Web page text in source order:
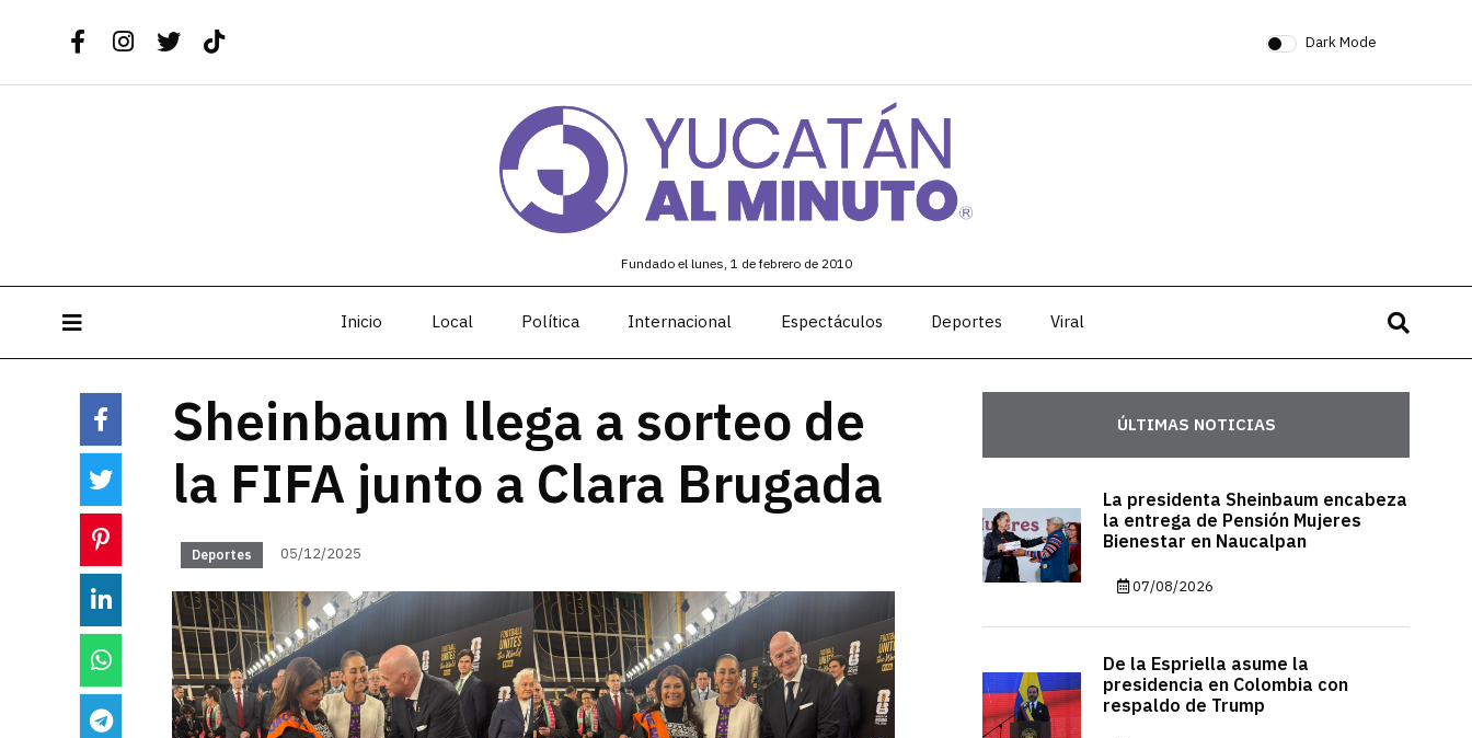
Dark Mode
Fundado el lunes, 1 de febrero de 2010
Inicio Local Política Internacional Espectáculos Deportes Viral
Sheinbaum llega a sorteo de
la FIFA junto a Clara Brugada
Deportes 05/12/2025
ÚLTIMAS NOTICIAS
La presidenta Sheinbaum encabeza
la entrega de Pensión Mujeres
Bienestar en Naucalpan
07/08/2026
De la Espriella asume la
presidencia en Colombia con
respaldo de Trump